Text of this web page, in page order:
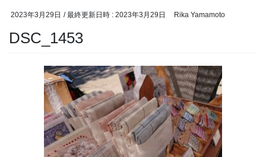
2023年3月29日 / 最終更新日時 : 2023年3月29日 Rika Yamamoto
DSC_1453